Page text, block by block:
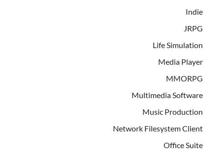
Indie
JRPG
Life Simulation
Media Player
MMORPG
Multimedia Software
Music Production
Network Filesystem Client
Office Suite